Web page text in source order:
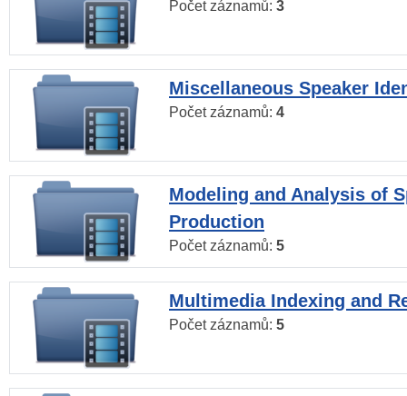
Počet záznamů: 3
Miscellaneous Speaker
Počet záznamů: 4
Modeling and Analysis of
Production
Počet záznamů: 5
Multimedia Indexing and
Počet záznamů: 5